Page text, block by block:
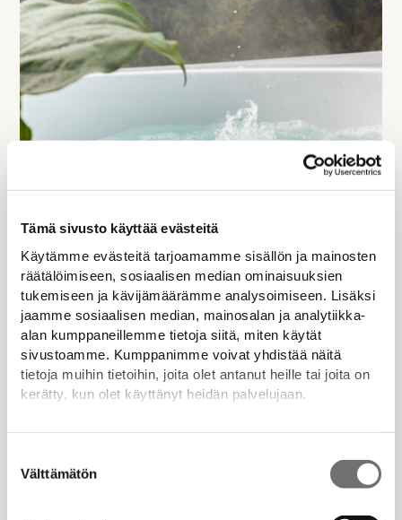
Tämä sivusto käyttää evästeitä
Käytämme evästeitä tarjoamamme sisällön ja mainosten
räätälöimiseen, sosiaalisen median ominaisuuksien
tukemiseen ja kävijämäärämme analysoimiseen. Lisäksi
jaamme sosiaalisen median, mainosalan ja analytiikka-
alan kumppaneillemme tietoja siitä, miten käytät
sivustoamme. Kumppanimme voivat yhdistää näitä
tietoja muihin tietoihin, joita olet antanut heille tai joita on
kerätty, kun olet käyttänyt heidän palvelujaan.
Lisätietoja:drop.fi/info/tietosuojaseloste/
valinta
Välttämätön